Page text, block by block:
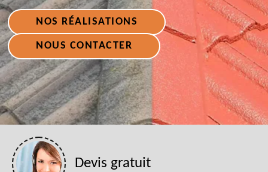
NOS RÉALISATIONS
NOUS CONTACTER
Devis gratuit